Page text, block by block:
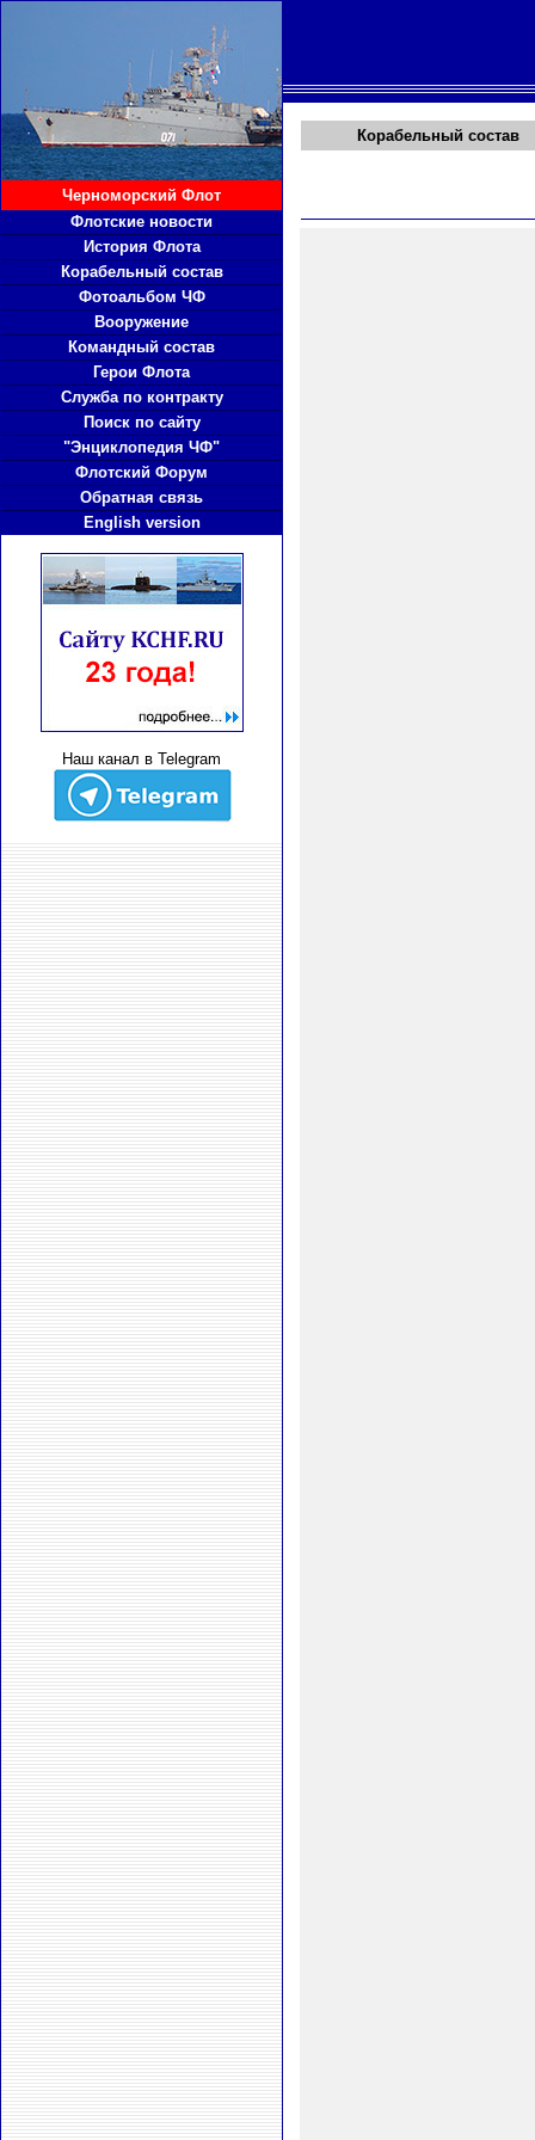
Черноморский Флот
Флотские новости
История Флота
Корабельный состав
Фотоальбом ЧФ
Вооружение
Командный состав
Герои Флота
Служба по контракту
Поиск по сайту
"Энциклопедия ЧФ"
Флотский Форум
Обратная связь
English version
Наш канал в Telegram
Корабельный состав